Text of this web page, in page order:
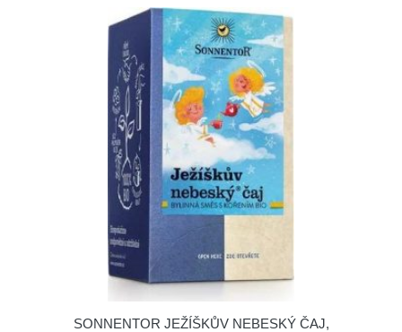
SONNENTOR JEŽÍŠKŮV NEBESKÝ ČAJ,